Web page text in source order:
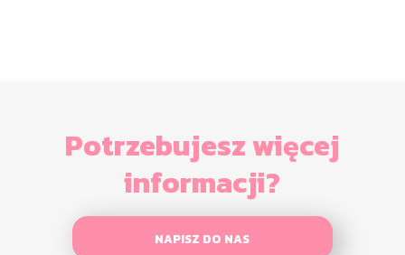
Potrzebujesz więcej
informacji?
NAPISZ DO NAS